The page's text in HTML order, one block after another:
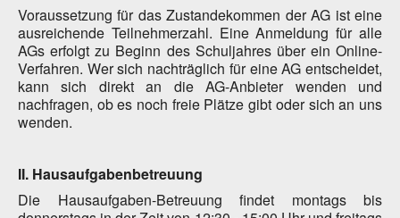
Voraussetzung für das Zustandekommen der AG ist eine
ausreichende Teilnehmerzahl. Eine Anmeldung für alle
AGs erfolgt zu Beginn des Schuljahres über ein Online-
Verfahren. Wer sich nachträglich für eine AG entscheidet,
kann sich direkt an die AG-Anbieter wenden und
nachfragen, ob es noch freie Plätze gibt oder sich an uns
wenden.
II. Hausaufgabenbetreuung
Die Hausaufgaben-Betreuung findet montags bis